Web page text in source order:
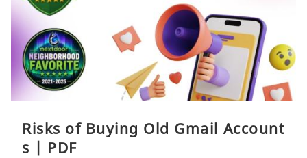
Risks of Buying Old Gmail Account
s | PDF